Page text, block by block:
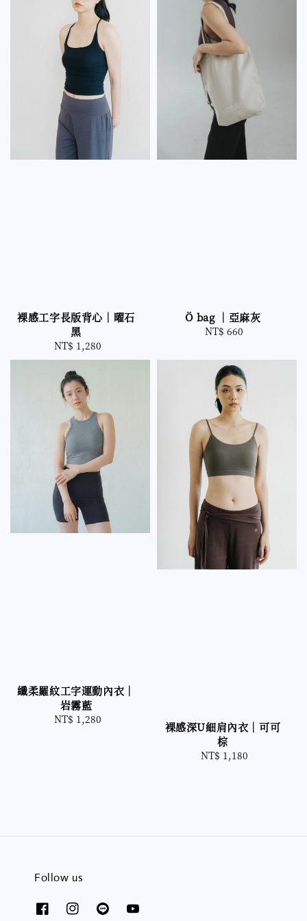
裸感工字長版背心｜曜石
黑
Regular
price
NT$ 1,280
Ö bag ｜亞麻灰
Regular
NT$ 660
纖柔羅紋工字運動內衣｜
岩霧藍
Regular
NT$ 1,280
裸感深U細肩內衣｜可可
棕
Regular
NT$ 1,180
Follow us